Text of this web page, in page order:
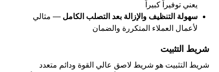
يعني توفيراً كبيراً
سهولة التنظيف والإزالة بعد التصلب الكامل — مثالي
لأعمال العملاء المتكررة والضمان
شريط التثبيت
شريط التثبيت هو شريط لاصق عالي القوة ودائم متعدد